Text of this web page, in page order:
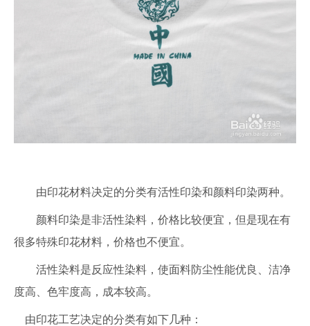
由印花材料决定的分类有活性印染和颜料印染两种。
颜料印染是非活性染料，价格比较便宜，但是现在有
很多特殊印花材料，价格也不便宜。
活性染料是反应性染料，使面料防尘性能优良、洁净
度高、色牢度高，成本较高。
由印花工艺决定的分类有如下几种：